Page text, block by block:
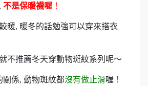
不是保暖襪喔 ！
暖, 暖冬的話勉強可以穿來搭衣
不推薦冬天穿動物斑紋系列呢～
關係, 動物斑紋都沒有做止滑喔！